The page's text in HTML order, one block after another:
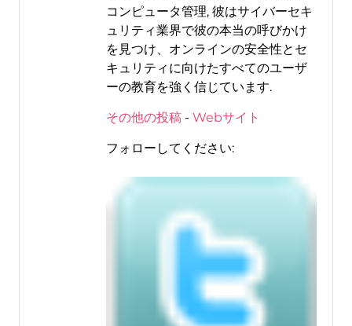
コンピュータ管理, 彼はサイバーセキ
ュリティ業界で彼の本当の呼びかけ
を見つけ、オンラインの安全性とセ
キュリティに向けたすべてのユーザ
ーの教育を強く信じています.
その他の投稿- Webサイト
フォローしてください: